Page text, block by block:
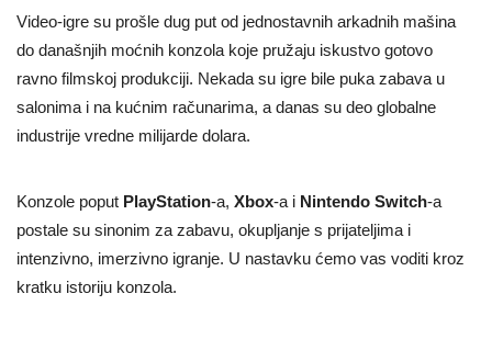
Video-igre su prošle dug put od jednostavnih arkadnih mašina
do današnjih moćnih konzola koje pružaju iskustvo gotovo
ravno filmskoj produkciji. Nekada su igre bile puka zabava u
salonima i na kućnim računarima, a danas su deo globalne
industrije vredne milijarde dolara.
Konzole poput PlayStation-a, Xbox-a i Nintendo Switch-a
postale su sinonim za zabavu, okupljanje s prijateljima i
intenzivno, imerzivno igranje. U nastavku ćemo vas voditi kroz
kratku istoriju konzola.